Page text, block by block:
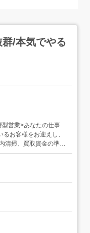
群/本気でやる
型営業>あなたの仕事
お客様をお迎えし、
清掃、買取資金の準備
客様の対応買取・成約:
ント取得は本社が行